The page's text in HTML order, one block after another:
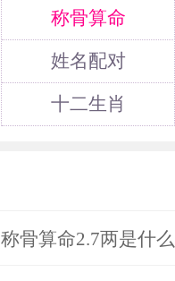
称骨算命
姓名配对
十二生肖
称骨算命2.7两是什